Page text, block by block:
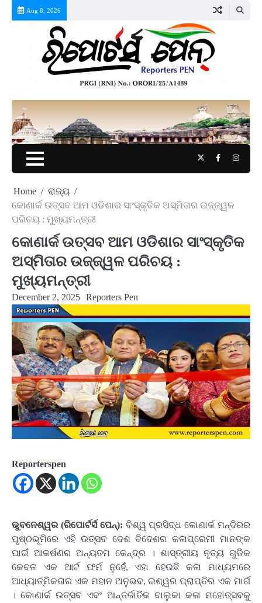
Aug 8, 2026
TwitterFacebook
Home
ରାଜ୍ୟ
କୋଣାର୍କ ଉତ୍ସବ ଆମ ଓଡିଶାର ସାଂସ୍କୃତିକ ଅସ୍ମିତାର ଉଜ୍ଜ୍ୱଳ
ପରିଚୟ : ମୁଖ୍ୟମନ୍ତ୍ରୀ
କୋଣାର୍କ ଉତ୍ସବ ଆମ ଓଡିଶାର ସାଂସ୍କୃତିକ
ଅସ୍ମିତାର ଉଜ୍ଜ୍ୱଳ ପରିଚୟ :
ମୁଖ୍ୟମନ୍ତ୍ରୀ
December 2, 2025 Reporters Pen
Reporterspen
ଭୁବନେଶ୍ୱର (ରିପୋର୍ଟର୍ସ ପେନ୍‌): ବିଶ୍ୱ ପ୍ରସିଦ୍ଧ କୋଣାର୍କ ମନ୍ଦିରର
ପୃଷ୍ଠଭୂମିରେ ଏହି ଉତ୍ସବ ଦେଶ ବିଦେଶର କଳାପ୍ରେମୀ ମାନଙ୍କ
ପାଇଁ ଆକର୍ଷଣର ଅନ୍ୟତମ କେନ୍ଦ୍ର । ଶାସ୍ତ୍ରୀୟ ନୃତ୍ୟ ଗୁଡିକ
କେବଳ ଏକ ଆର୍ଟ ଫର୍ମ ନୁହେଁ, ଏହା ହେଉଛି କଳା ମାଧ୍ୟମରେ
ଆଧ୍ୟାତ୍ମିକତାର ଏକ ମହାନ ଅନୁଭବ, ଇଶ୍ୱର ପ୍ରାପ୍ତିର ଏକ ମାର୍ଗ
। କୋଣାର୍କ ଉତ୍ସବ ଏବଂ ଆନ୍ତର୍ଜାତିକ ବାଲୁକା କଳା ମହୋତ୍ସବକୁ